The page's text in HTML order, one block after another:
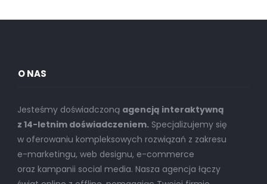
O NAS
Jesteśmy doświadczoną agencją interaktywną
z 14-letnim doświadczeniem.Specjalizujemy się
w oferowaniu kompleksowych rozwiązań z zakresu
e-marketingu, web designu, e-commerce
oraz kampanii social media. Nasza agencja łączy